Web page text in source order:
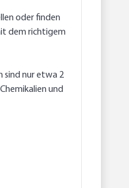
oder finden
dem richtigem
sind nur etwa 2
und